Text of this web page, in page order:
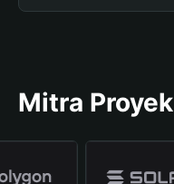
Mitra Proyek